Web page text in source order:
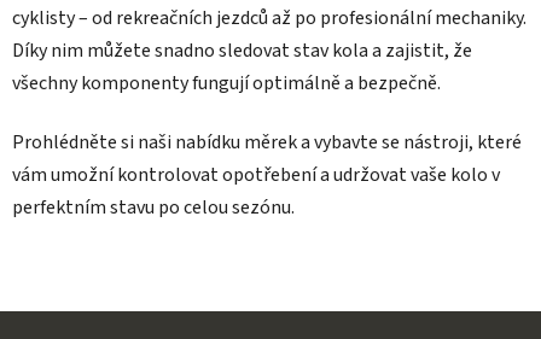
cyklisty – od rekreačních jezdců až po profesionální mechaniky.
Díky nim můžete snadno sledovat stav kola a zajistit, že
všechny komponenty fungují optimálně a bezpečně.
Prohlédněte si naši nabídku měrek a vybavte se nástroji, které
vám umožní kontrolovat opotřebení a udržovat vaše kolo v
perfektním stavu po celou sezónu.